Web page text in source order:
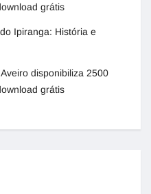
grátis
Ipiranga: História e
disponibiliza 2500
grátis